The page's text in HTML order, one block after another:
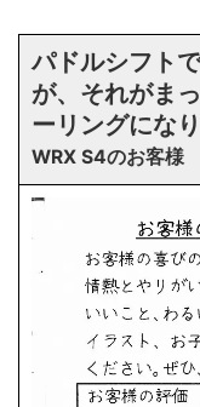
パドルシフト
が、それがま
ーリングになり
WRX S4のお客様